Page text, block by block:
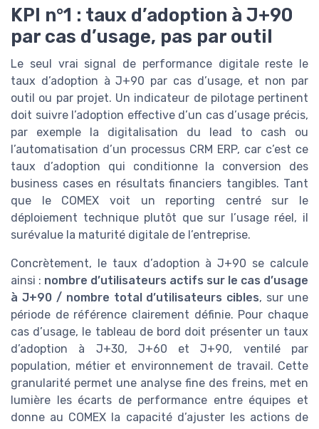
KPI n°1 : taux d’adoption à J+90
par cas d’usage, pas par outil
Le seul vrai signal de performance digitale reste le
taux d’adoption à J+90 par cas d’usage, et non par
outil ou par projet. Un indicateur de pilotage pertinent
doit suivre l’adoption effective d’un cas d’usage précis,
par exemple la digitalisation du lead to cash ou
l’automatisation d’un processus CRM ERP, car c’est ce
taux d’adoption qui conditionne la conversion des
business cases en résultats financiers tangibles. Tant
que le COMEX voit un reporting centré sur le
déploiement technique plutôt que sur l’usage réel, il
surévalue la maturité digitale de l’entreprise.
Concrètement, le taux d’adoption à J+90 se calcule
ainsi : nombre d’utilisateurs actifs sur le cas d’usage
à J+90 / nombre total d’utilisateurs cibles, sur une
période de référence clairement définie. Pour chaque
cas d’usage, le tableau de bord doit présenter un taux
d’adoption à J+30, J+60 et J+90, ventilé par
population, métier et environnement de travail. Cette
granularité permet une analyse fine des freins, met en
lumière les écarts de performance entre équipes et
donne au COMEX la capacité d’ajuster les actions de